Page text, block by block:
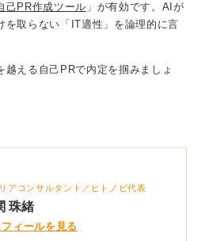
得することでその「知識」と
可視化できるため、強みになり
てください。
己PR作成ツール 」が有効です。 AIが
を取らない「IT適性」を論理的に言
越える自己PRで内定を掴みましょ
アコンサルタント／ヒトノビ代表
珠緒
フィールを見る